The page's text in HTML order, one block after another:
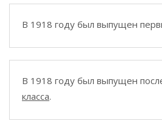
В 1918 году был выпущен
В 1918 году был выпущен
класса.